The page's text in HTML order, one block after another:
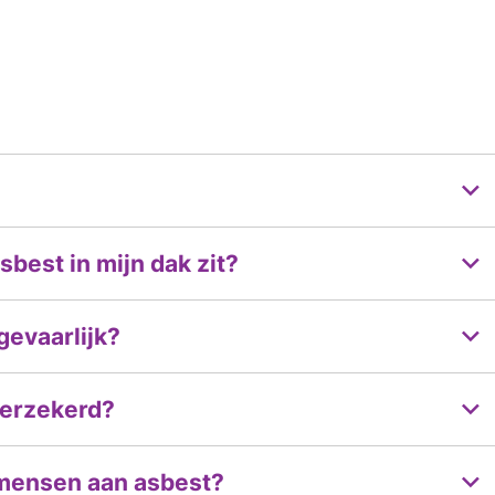
in mijn dak zit?
aan asbest?